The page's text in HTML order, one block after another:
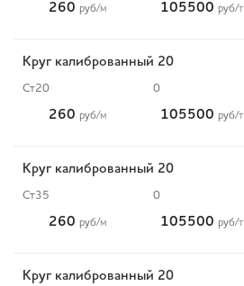
260 руб/м 105500 руб/т
Круг калиброванный 20
Ст20 0
260 руб/м 105500 руб/т
Круг калиброванный 20
Ст35 0
260 руб/м 105500 руб/т
Круг калиброванный 20